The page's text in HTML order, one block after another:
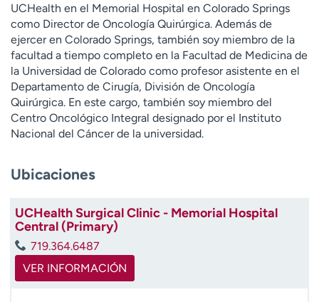
UCHealth en el Memorial Hospital en Colorado Springs
como Director de Oncología Quirúrgica. Además de
ejercer en Colorado Springs, también soy miembro de la
facultad a tiempo completo en la Facultad de Medicina de
la Universidad de Colorado como profesor asistente en el
Departamento de Cirugía, División de Oncología
Quirúrgica. En este cargo, también soy miembro del
Centro Oncológico Integral designado por el Instituto
Nacional del Cáncer de la universidad.
Ubicaciones
UCHealth Surgical Clinic - Memorial Hospital
Central (Primary)
719.364.6487
VER INFORMACIÓN